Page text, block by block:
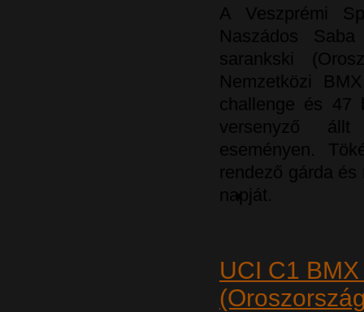
A Veszprémi
Naszádos
sarankski
Nemzetközi
challenge és 47
versenyző
eseményen.
rendező gárda
napját.
UCI C1